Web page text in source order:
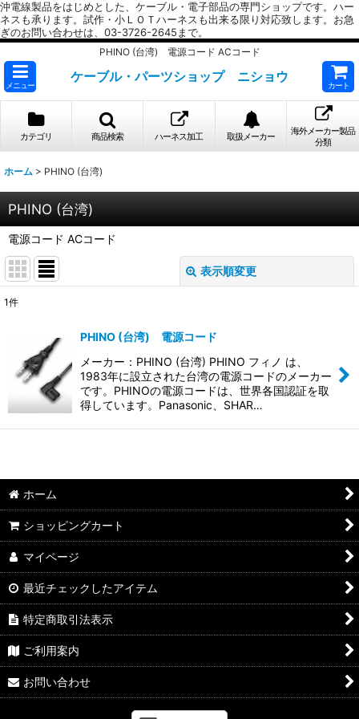
沖電線製品をはじめとした、ケーブル・電子部品の専門ショップです。ハー
ネスも承ります。試作・小ＬＯＴハーネスも出来る限り対応致します。お急
ぎのお問い合わせは、03-3726-2645まで。
PHINO (台湾) 電源コード ACコード
メニュー
ケーブル・パーツショップ ニショウ
カート
カテゴリ 商品検索 ハーネス加工 取扱メーカー
海外メーカー製品
分類
ホーム > PHINO (台湾)
PHINO (台湾)
電源コード ACコード
表示順変更
並び順
絞り込む
1件
PHINO (台湾) 電源コード
メーカー：PHINO (台湾) PHINO フィノ は、
1983年に設立された台湾の電源コードのメーカー
です。PHINOの電源コードは、世界各国認証を取
得しています。Panasonic、SHAR…
ホーム
ショッピングカート
マイページ
最近チェックしたアイテム
特定商取引法表示
ご利用案内
お問い合わせ